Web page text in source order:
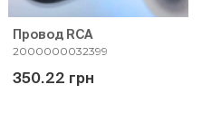
Провод RCA
2000000032399
350.22 грн